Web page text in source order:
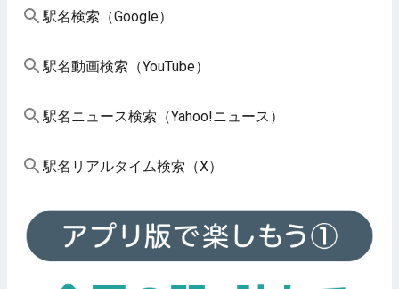
駅名検索（Google）
駅名動画検索（YouTube）
駅名ニュース検索（Yahoo!ニュース）
駅名リアルタイム検索（X）